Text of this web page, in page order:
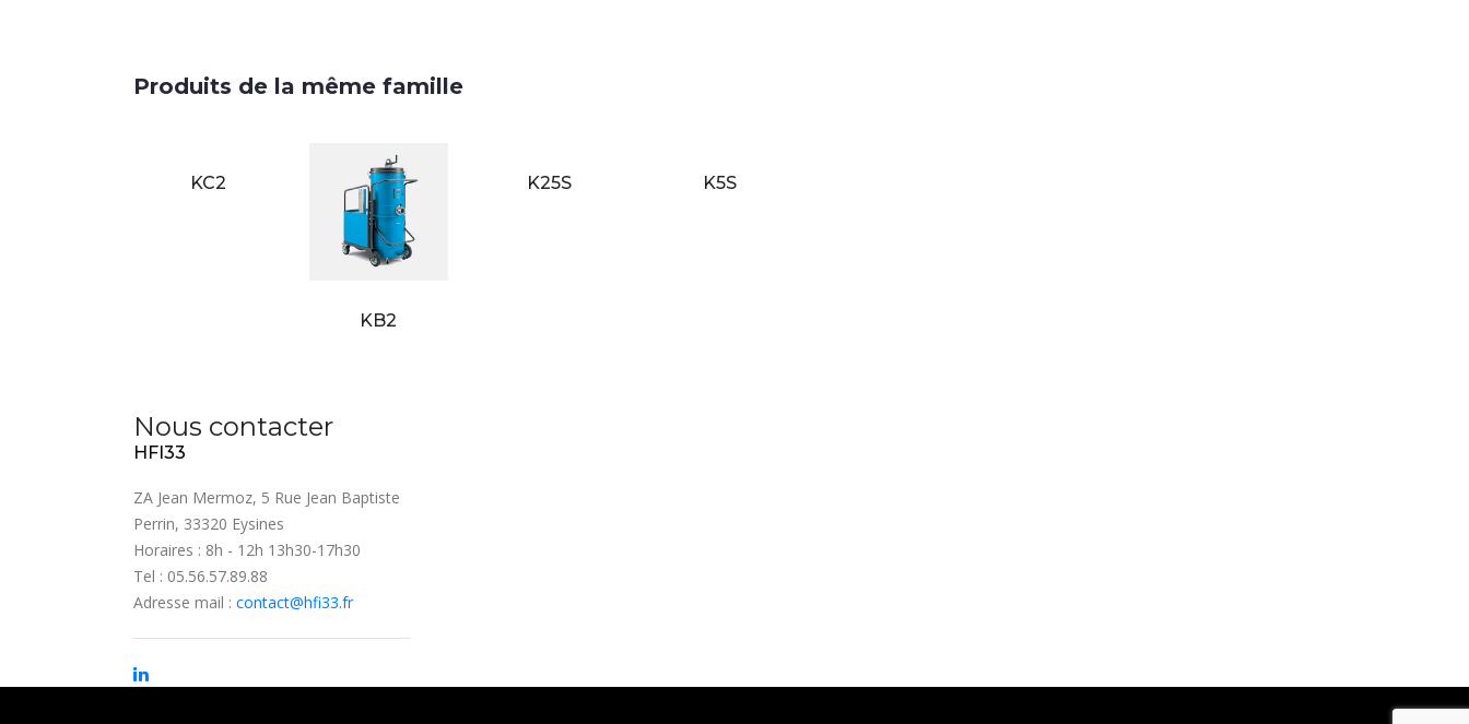
Produits de la même famille
KC2
KB2
K25S K5S
Nous contacter
HFI33
ZA Jean Mermoz, 5 Rue Jean Baptiste
Perrin, 33320 Eysines
Horaires : 8h - 12h 13h30-17h30
Tel : 05.56.57.89.88
Adresse mail : contact@hfi33.fr